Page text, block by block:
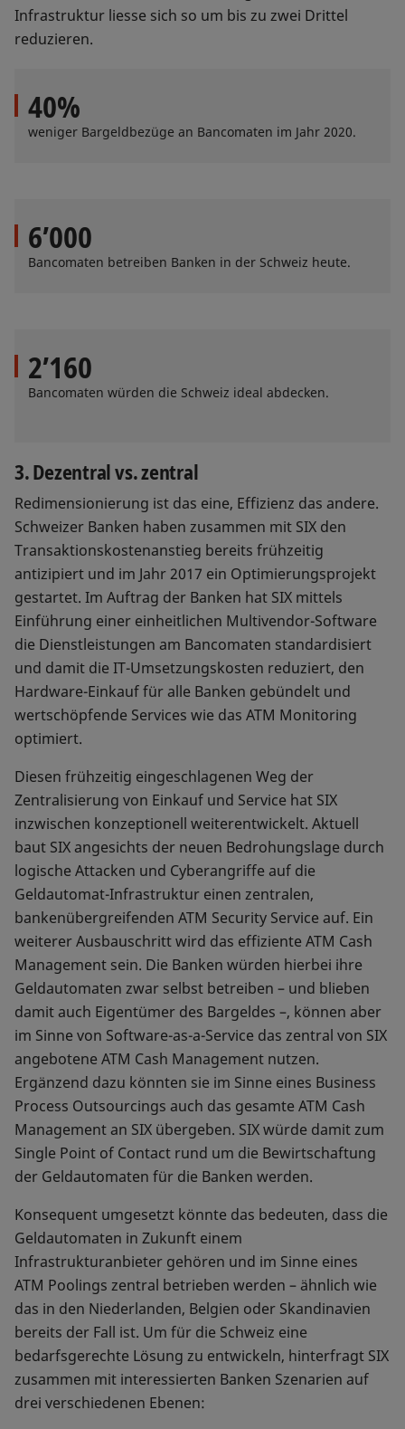
Infrastruktur liesse sich so um bis zu zwei Drittel
reduzieren.
40%
weniger Bargeldbezüge an Bancomaten im Jahr 2020.
6’000
Bancomaten betreiben Banken in der Schweiz heute.
2’160
Bancomaten würden die Schweiz ideal abdecken.
3. Dezentral vs. zentral
Redimensionierung ist das eine, Effizienz das andere.
Schweizer Banken haben zusammen mit SIX den
Transaktionskostenanstieg bereits frühzeitig
antizipiert und im Jahr 2017 ein Optimierungsprojekt
gestartet. Im Auftrag der Banken hat SIX mittels
Einführung einer einheitlichen Multivendor-Software
die Dienstleistungen am Bancomaten standardisiert
und damit die IT-Umsetzungskosten reduziert, den
Hardware-Einkauf für alle Banken gebündelt und
wertschöpfende Services wie das ATM Monitoring
optimiert.
Diesen frühzeitig eingeschlagenen Weg der
Zentralisierung von Einkauf und Service hat SIX
inzwischen konzeptionell weiterentwickelt. Aktuell
baut SIX angesichts der neuen Bedrohungslage durch
logische Attacken und Cyberangriffe auf die
Geldautomat-Infrastruktur einen zentralen,
bankenübergreifenden ATM Security Service auf. Ein
weiterer Ausbauschritt wird das effiziente ATM Cash
Management sein. Die Banken würden hierbei ihre
Geldautomaten zwar selbst betreiben – und blieben
damit auch Eigentümer des Bargeldes –, können aber
im Sinne von Software-as-a-Service das zentral von SIX
angebotene ATM Cash Management nutzen.
Ergänzend dazu könnten sie im Sinne eines Business
Process Outsourcings auch das gesamte ATM Cash
Management an SIX übergeben. SIX würde damit zum
Single Point of Contact rund um die Bewirtschaftung
der Geldautomaten für die Banken werden.
Konsequent umgesetzt könnte das bedeuten, dass die
Geldautomaten in Zukunft einem
Infrastrukturanbieter gehören und im Sinne eines
ATM Poolings zentral betrieben werden – ähnlich wie
das in den Niederlanden, Belgien oder Skandinavien
bereits der Fall ist. Um für die Schweiz eine
bedarfsgerechte Lösung zu entwickeln, hinterfragt SIX
zusammen mit interessierten Banken Szenarien auf
drei verschiedenen Ebenen: